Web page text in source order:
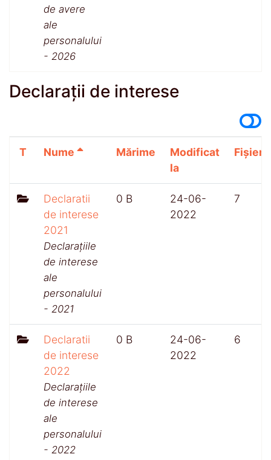
de avere
ale
personalului
- 2026
Declarații de interese
T Nume Mărime
Modificat
la
Fișiere
Declaratii
de interese
2021
Declarațiile
de interese
ale
personalului
- 2021
0 B
24-06-
2022
7
Declaratii
de interese
2022
Declarațiile
de interese
ale
personalului
- 2022
0 B
24-06-
2022
6